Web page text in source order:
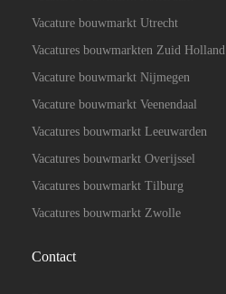
Vacature bouwmarkt Utrecht
Vacatures bouwmarkten Zuid Holland
Vacature bouwmarkt Nijmegen
Vacature bouwmarkt Veenendaal
Vacatures bouwmarkt Leeuwarden
Vacatures bouwmarkt Overijssel
Vacatures bouwmarkt Tilburg
Vacatures bouwmarkt Zwolle
Contact